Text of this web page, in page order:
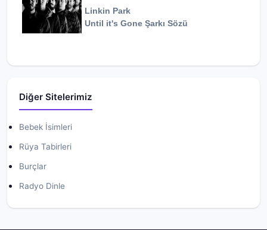
Linkin Park
Until it's Gone Şarkı Sözü
Diğer Sitelerimiz
Bebek İsimleri
Rüya Tabirleri
Burçlar
Radyo Dinle